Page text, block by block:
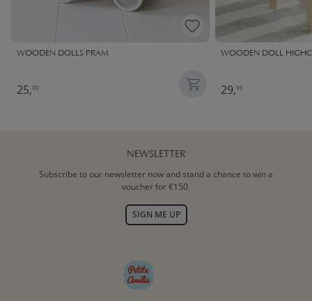
WOODEN DOLLS PRAM
25,00
WOODEN DOLL
29,95
NEWSLETTER
Subscribe to our newsletter now and stand a chance to win a
voucher for €150.
SIGN ME UP